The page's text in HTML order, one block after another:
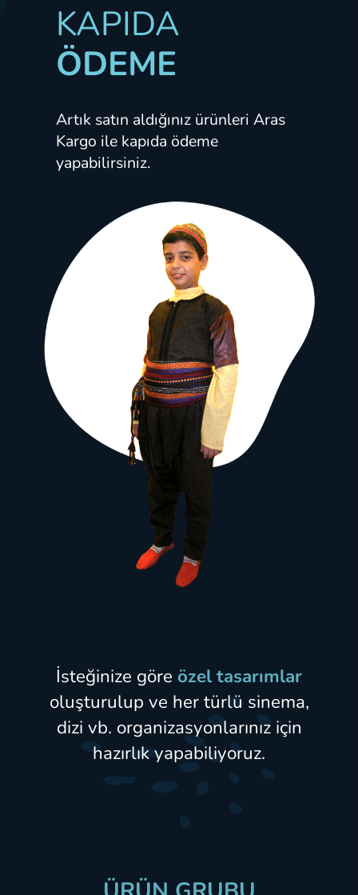
KAPIDA
ÖDEME
Artık satın aldığınız ürünleri Aras
Kargo ile kapıda ödeme
yapabilirsiniz.
İsteğinize göre özel tasarımlar
oluşturulup ve her türlü sinema,
dizi vb. organizasyonlarınız için
hazırlık yapabiliyoruz.